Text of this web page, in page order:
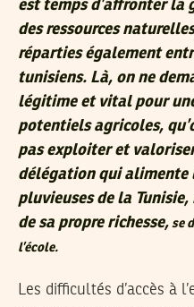
est temps d’affronter la
des ressources
réparties également
tunisiens. Là, on ne
légitime et vital pour
potentiels agricoles,
pas exploiter et
délégation qui alimente
pluvieuses de la
de sa propre richesse, se
l’école.
Les difficultés d’accès à